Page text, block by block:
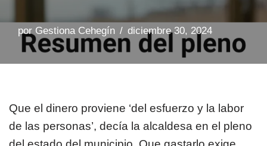
por Gestiona Cehegín diciembre 30, 2024
Que el dinero proviene ‘del esfuerzo y la labor
de las personas’, decía la alcaldesa en el pleno